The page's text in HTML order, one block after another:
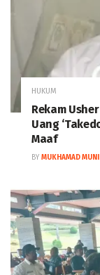
HUKUM
Rekam
Uang
Maaf
BY MUKHAMAD